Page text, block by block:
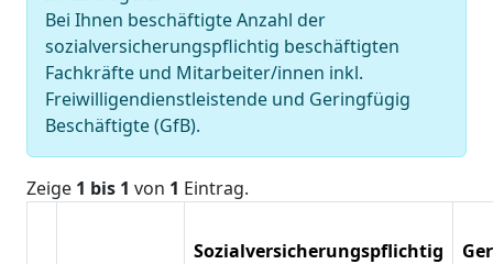
Bei Ihnen beschäftigte Anzahl der
sozialversicherungspflichtig beschäftigten
Fachkräfte und Mitarbeiter/innen inkl.
Freiwilligendienstleistende und Geringfügig
Beschäftigte (GfB).
Zeige 1 bis 1 von 1 Eintrag.
Sozialversicherungspflichtig